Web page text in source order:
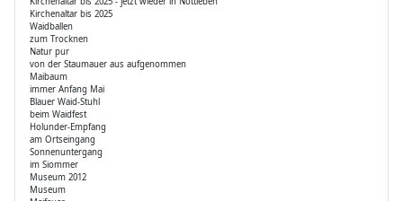
Kirchenaltar bis 2025
Waidballen
zum Trocknen
Natur pur
von der Staumauer aus aufgenommen
Maibaum
immer Anfang Mai
Blauer Waid-Stuhl
beim Waidfest
Holunder-Empfang
am Ortseingang
Sonnenuntergang
im Siommer
Museum 2012
Museum